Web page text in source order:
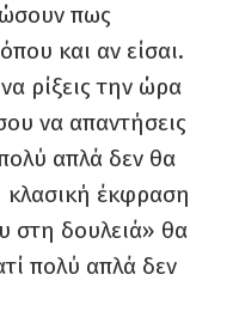
πως
και αν είσαι.
ρίξεις την ώρα
να απαντήσεις
απλά δεν θα
έκφραση
στη δουλειά» θα
ί πολύ απλά δεν